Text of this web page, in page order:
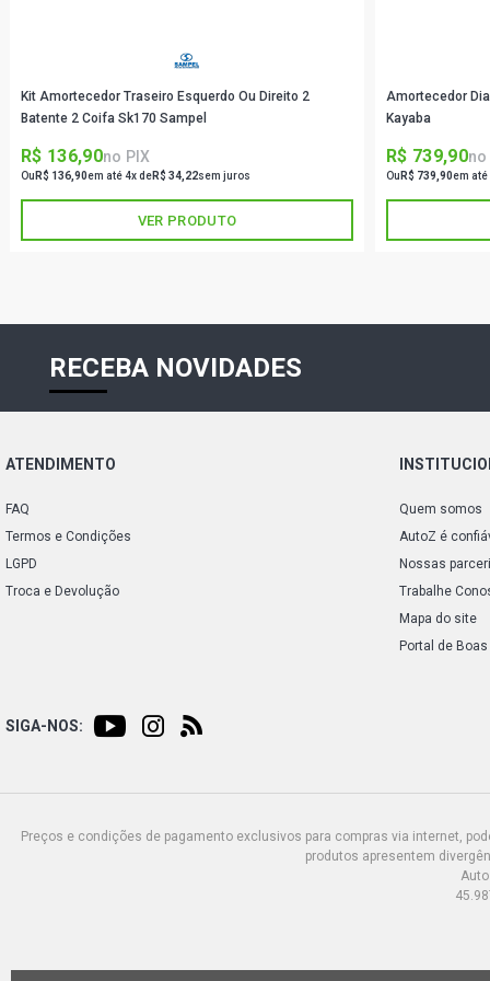
Kit Amortecedor Traseiro Esquerdo Ou Direito 2
Batente 2 Coifa Sk170 Sampel
R$ 136,90no PIX
Ou R$ 136,90em até 4x deR$ 34,22sem juros
VER PRODUTO
Amortecedor
Kayaba
R$ 739,90no
Ou R$ 739,90em até
RECEBA NOVIDADES
ATENDIMENTO
FAQ
Termos e Condições
LGPD
Troca e Devolução
Quem somos
AutoZ é
Nossas
Trabalhe
Mapa do site
Portal de
SIGA-NOS:
Preços e condições de pagamento exclusivos para compras via internet,
produtos apresentem